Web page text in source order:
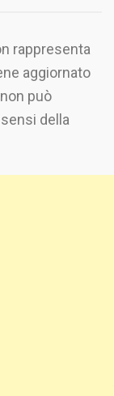
rappresenta
aggiornato
può
della